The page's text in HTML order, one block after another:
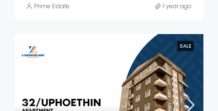
Prime Estate 1 year ago
SALE